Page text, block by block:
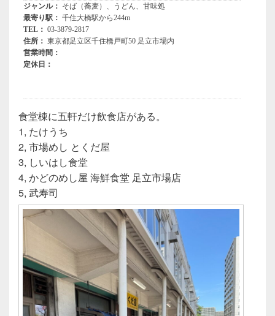
食堂棟に五軒だけ飲食店がある。
1, たけうち
2, 市場めし とくだ屋
3, しいはし食堂
4, かどのめし屋 海鮮食堂 足立市場店
5, 武寿司